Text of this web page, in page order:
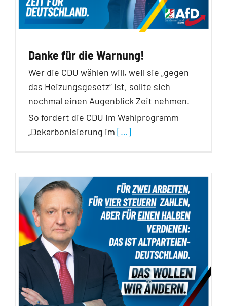
Danke für die Warnung!
Wer die CDU wählen will, weil sie „gegen
das Heizungsgesetz“ ist, sollte sich
nochmal einen Augenblick Zeit nehmen.
So fordert die CDU im Wahlprogramm
„Dekarbonisierung im […]